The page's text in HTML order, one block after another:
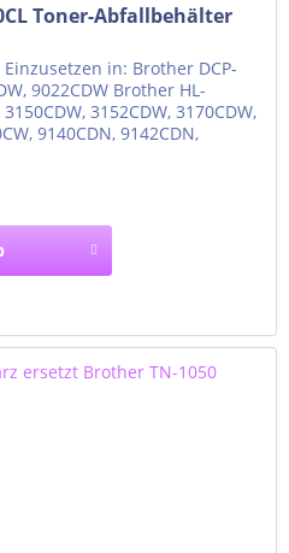
Toner-Abfallbehälter
in: Brother DCP-
9022CDW Brother HL-
3152CDW, 3170CDW,
9140CDN, 9142CDN,